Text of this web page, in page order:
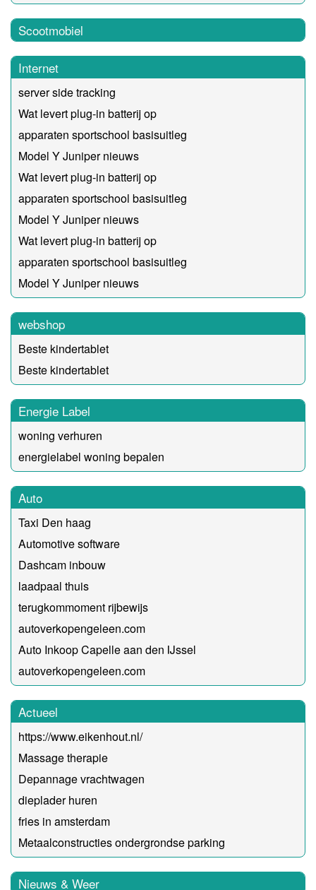
Scootmobiel
Internet
server side tracking
Wat levert plug-in batterij op
apparaten sportschool basisuitleg
Model Y Juniper nieuws
Wat levert plug-in batterij op
apparaten sportschool basisuitleg
Model Y Juniper nieuws
Wat levert plug-in batterij op
apparaten sportschool basisuitleg
Model Y Juniper nieuws
webshop
Beste kindertablet
Beste kindertablet
Energie Label
woning verhuren
energielabel woning bepalen
Auto
Taxi Den haag
Automotive software
Dashcam inbouw
laadpaal thuis
terugkommoment rijbewijs
autoverkopengeleen.com
Auto Inkoop Capelle aan den IJssel
autoverkopengeleen.com
Actueel
https://www.eikenhout.nl/
Massage therapie
Depannage vrachtwagen
dieplader huren
fries in amsterdam
Metaalconstructies ondergrondse parking
Nieuws & Weer